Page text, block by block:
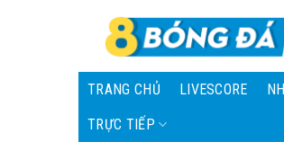
content
TRANG CHỦ
LIVESCORE
TRỰC TIẾP